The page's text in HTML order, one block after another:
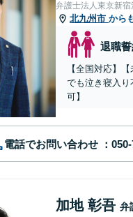
弁護士法人東京新
北九州市 から
退職
【全国対応】
でも泣き寝入
可】
電話でお問い合わせ
加地 彰吾 弁